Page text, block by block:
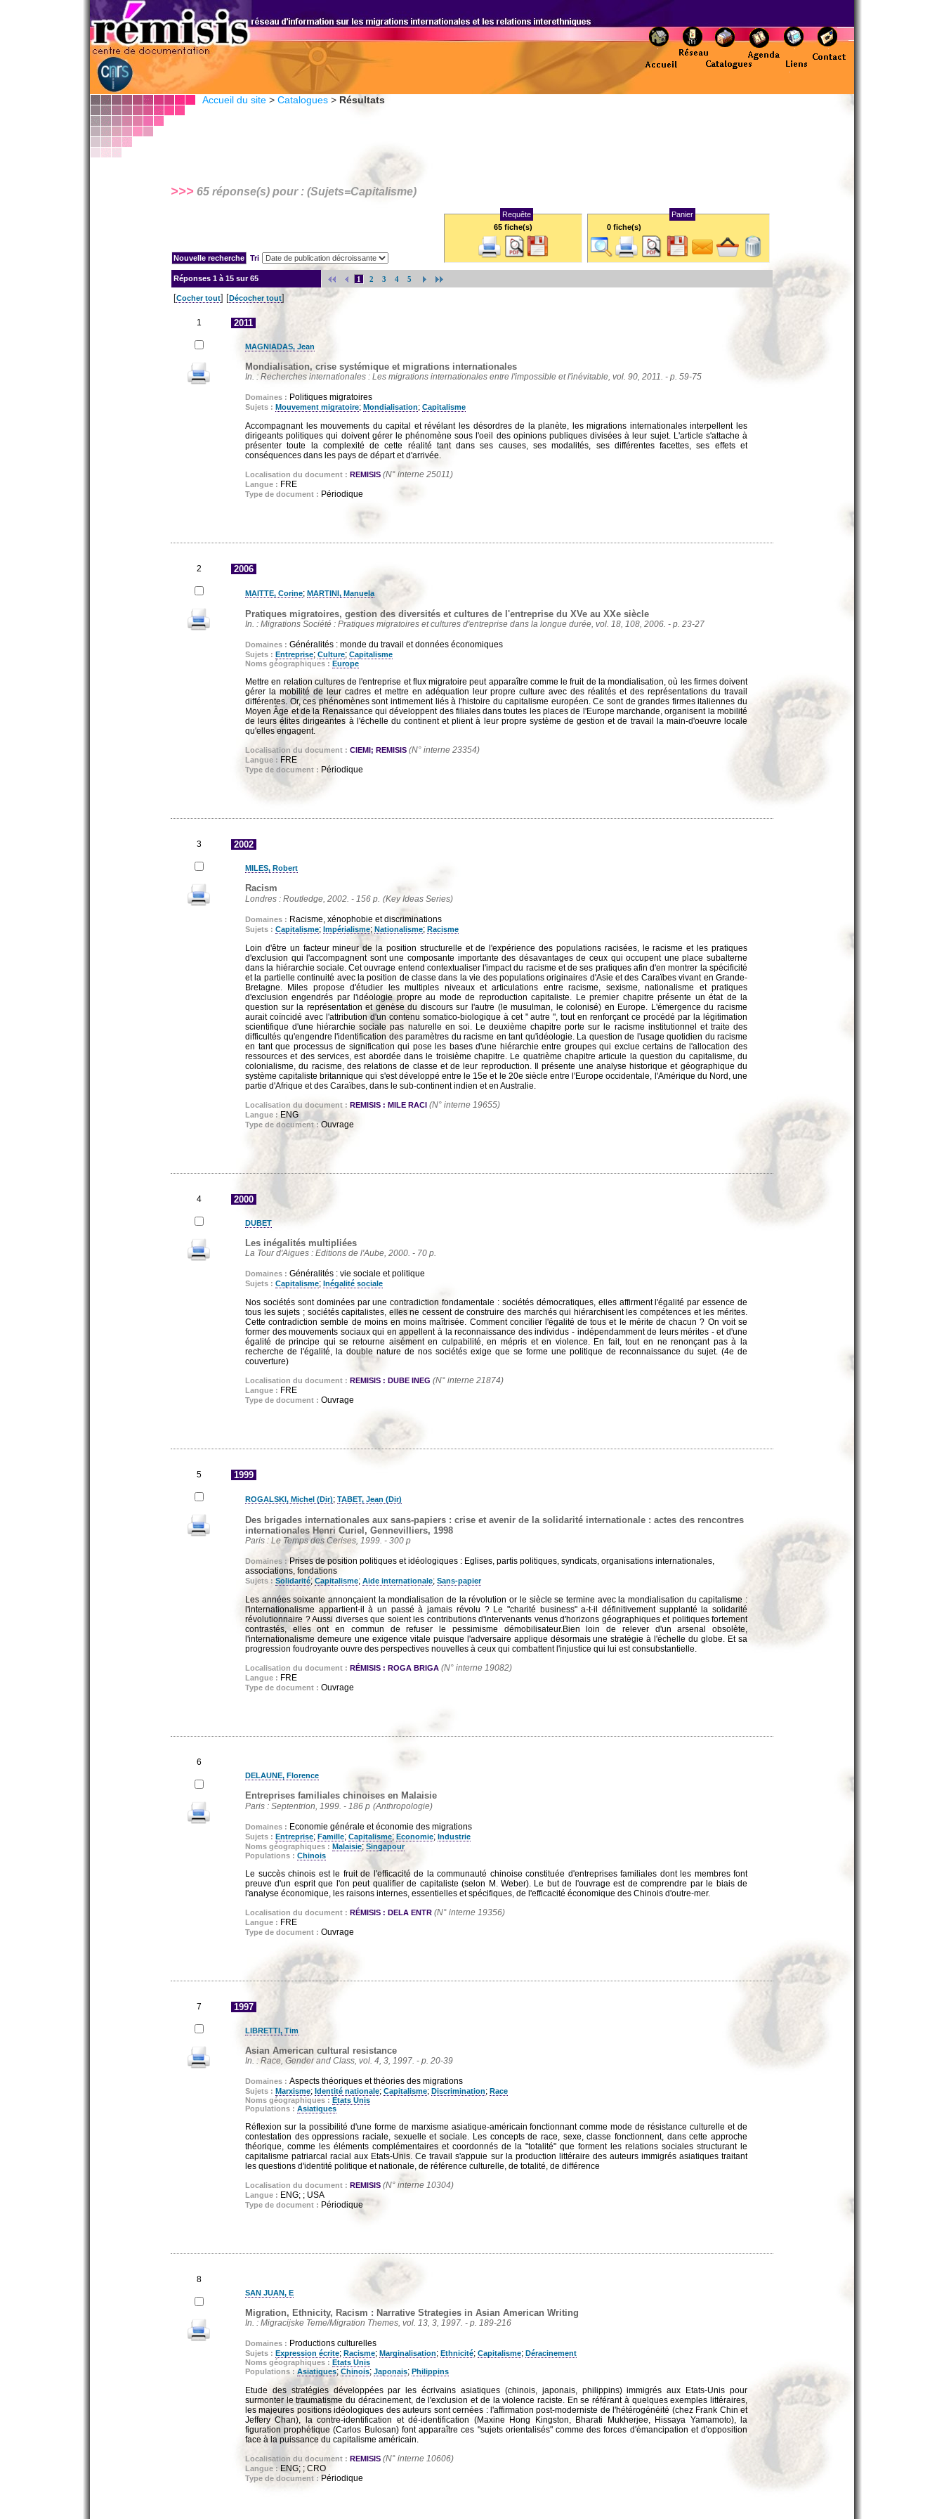
Accueil du site > Catalogues > Résultats
>>> 65 réponse(s) pour : (Sujets=Capitalisme)
Tri
Requête
65 fiche(s)
Panier
0 fiche(s)
Réponses 1 à 15 sur 65 1 2 3 4 5
[Cocher tout] [Décocher tout]
1 2011
MAGNIADAS, Jean
Mondialisation, crise systémique et migrations internationales
In. : Recherches internationales : Les migrations internationales entre l'impossible et l'inévitable, vol. 90, 2011. - p. 59-75
Domaines : Politiques migratoires
Sujets : Mouvement migratoire; Mondialisation; Capitalisme
Accompagnant les mouvements du capital et révélant les désordres de la planète, les migrations internationales interpellent les
dirigeants politiques qui doivent gérer le phénomène sous l'oeil des opinions publiques divisées à leur sujet. L'article s'attache à
présenter toute la complexité de cette réalité tant dans ses causes, ses modalités, ses différentes facettes, ses effets et
conséquences dans les pays de départ et d'arrivée.
Localisation du document : REMISIS (N° interne 25011)
Langue : FRE
Type de document : Périodique
2 2006
MAITTE, Corine; MARTINI, Manuela
Pratiques migratoires, gestion des diversités et cultures de l'entreprise du XVe au XXe siècle
In. : Migrations Société : Pratiques migratoires et cultures d'entreprise dans la longue durée, vol. 18, 108, 2006. - p. 23-27
Domaines : Généralités : monde du travail et données économiques
Sujets : Entreprise; Culture; Capitalisme
Noms géographiques : Europe
Mettre en relation cultures de l'entreprise et flux migratoire peut apparaître comme le fruit de la mondialisation, où les firmes doivent
gérer la mobilité de leur cadres et mettre en adéquation leur propre culture avec des réalités et des représentations du travail
différentes. Or, ces phénomènes sont intimement liés à l'histoire du capitalisme européen. Ce sont de grandes firmes italiennes du
Moyen Âge et de la Renaissance qui développent des filiales dans toutes les places de l'Europe marchande, organisent la mobilité
de leurs élites dirigeantes à l'échelle du continent et plient à leur propre système de gestion et de travail la main-d'oeuvre locale
qu'elles engagent.
Localisation du document : CIEMI; REMISIS (N° interne 23354)
Langue : FRE
Type de document : Périodique
3 2002
MILES, Robert
Racism
Londres : Routledge, 2002. - 156 p. (Key Ideas Series)
Domaines : Racisme, xénophobie et discriminations
Sujets : Capitalisme; Impérialisme; Nationalisme; Racisme
Loin d'être un facteur mineur de la position structurelle et de l'expérience des populations racisées, le racisme et les pratiques
d'exclusion qui l'accompagnent sont une composante importante des désavantages de ceux qui occupent une place subalterne
dans la hiérarchie sociale. Cet ouvrage entend contextualiser l'impact du racisme et de ses pratiques afin d'en montrer la spécificité
et la partielle continuité avec la position de classe dans la vie des populations originaires d'Asie et des Caraïbes vivant en Grande-
Bretagne. Miles propose d'étudier les multiples niveaux et articulations entre racisme, sexisme, nationalisme et pratiques
d'exclusion engendrés par l'idéologie propre au mode de reproduction capitaliste. Le premier chapitre présente un état de la
question sur la représentation et genèse du discours sur l'autre (le musulman, le colonisé) en Europe. L'émergence du racisme
aurait coïncidé avec l'attribution d'un contenu somatico-biologique à cet " autre ", tout en renforçant ce procédé par la légitimation
scientifique d'une hiérarchie sociale pas naturelle en soi. Le deuxième chapitre porte sur le racisme institutionnel et traite des
difficultés qu'engendre l'identification des paramètres du racisme en tant qu'idéologie. La question de l'usage quotidien du racisme
en tant que processus de signification qui pose les bases d'une hiérarchie entre groupes qui exclue certains de l'allocation des
ressources et des services, est abordée dans le troisième chapitre. Le quatrième chapitre articule la question du capitalisme, du
colonialisme, du racisme, des relations de classe et de leur reproduction. Il présente une analyse historique et géographique du
système capitaliste britannique qui s'est développé entre le 15e et le 20e siècle entre l'Europe occidentale, l'Amérique du Nord, une
partie d'Afrique et des Caraïbes, dans le sub-continent indien et en Australie.
Localisation du document : REMISIS : MILE RACI (N° interne 19655)
Langue : ENG
Type de document :Ouvrage
4 2000
DUBET
Les inégalités multipliées
La Tour d'Aigues : Editions de l'Aube, 2000. - 70 p.
Domaines : Généralités : vie sociale et politique
Sujets : Capitalisme; Inégalité sociale
Nos sociétés sont dominées par une contradiction fondamentale : sociétés démocratiques, elles affirment l'égalité par essence de
tous les sujets ; sociétés capitalistes, elles ne cessent de construire des marchés qui hiérarchisent les compétences et les mérites.
Cette contradiction semble de moins en moins maîtrisée. Comment concilier l'égalité de tous et le mérite de chacun ? On voit se
former des mouvements sociaux qui en appellent à la reconnaissance des individus - indépendamment de leurs mérites - et d'une
égalité de principe qui se retourne aisément en culpabilité, en mépris et en violence. En fait, tout en ne renonçant pas à la
recherche de l'égalité, la double nature de nos sociétés exige que se forme une politique de reconnaissance du sujet. (4e de
couverture)
Localisation du document : REMISIS : DUBE INEG (N° interne 21874)
Langue : FRE
Type de document : Ouvrage
5 1999
ROGALSKI, Michel (Dir); TABET, Jean (Dir)
Des brigades internationales aux sans-papiers : crise et avenir de la solidarité internationale : actes des rencontres
internationales Henri Curiel, Gennevilliers, 1998
Paris : Le Temps des Cerises, 1999. - 300 p
Domaines : Prises de position politiques et idéologiques : Eglises, partis politiques, syndicats, organisations internationales,
associations, fondations
Sujets : Solidarité; Capitalisme; Aide internationale; Sans-papier
Les années soixante annonçaient la mondialisation de la révolution or le siècle se termine avec la mondialisation du capitalisme :
l'internationalisme appartient-il à un passé à jamais révolu ? Le "charité business" a-t-il définitivement supplanté la solidarité
révolutionnaire ? Aussi diverses que soient les contributions d'intervenants venus d'horizons géographiques et politiques fortement
contrastés, elles ont en commun de refuser le pessimisme démobilisateur.Bien loin de relever d'un arsenal obsolète,
l'internationalisme demeure une exigence vitale puisque l'adversaire applique désormais une stratégie à l'échelle du globe. Et sa
progression foudroyante ouvre des perspectives nouvelles à ceux qui combattent l'injustice qui lui est consubstantielle.
Localisation du document : RÉMISIS : ROGA BRIGA (N° interne 19082)
Langue : FRE
Type de document : Ouvrage
6
DELAUNE, Florence
Entreprises familiales chinoises en Malaisie
Paris : Septentrion, 1999. - 186 p (Anthropologie)
Domaines : Economie générale et économie des migrations
Sujets : Entreprise; Famille; Capitalisme; Economie; Industrie
Noms géographiques : Malaisie; Singapour
Populations : Chinois
Le succès chinois est le fruit de l'efficacité de la communauté chinoise constituée d'entreprises familiales dont les membres font
preuve d'un esprit que l'on peut qualifier de capitaliste (selon M. Weber). Le but de l'ouvrage est de comprendre par le biais de
l'analyse économique, les raisons internes, essentielles et spécifiques, de l'efficacité économique des Chinois d'outre-mer.
Localisation du document : RÉMISIS : DELA ENTR (N° interne 19356)
Langue : FRE
Type de document : Ouvrage
7 1997
LIBRETTI, Tim
Asian American cultural resistance
In. : Race, Gender and Class, vol. 4, 3, 1997. - p. 20-39
Domaines : Aspects théoriques et théories des migrations
Sujets : Marxisme; Identité nationale; Capitalisme; Discrimination; Race
Noms géographiques : Etats Unis
Populations : Asiatiques
Réflexion sur la possibilité d'une forme de marxisme asiatique-américain fonctionnant comme mode de résistance culturelle et de
contestation des oppressions raciale, sexuelle et sociale. Les concepts de race, sexe, classe fonctionnent, dans cette approche
théorique, comme les éléments complémentaires et coordonnés de la "totalité" que forment les relations sociales structurant le
capitalisme patriarcal racial aux Etats-Unis. Ce travail s'appuie sur la production littéraire des auteurs immigrés asiatiques traitant
les questions d'identité politique et nationale, de référence culturelle, de totalité, de différence
Localisation du document : REMISIS (N° interne 10304)
Langue : ENG; ; USA
Type de document : Périodique
8
SAN JUAN, E
Migration, Ethnicity, Racism : Narrative Strategies in Asian American Writing
In. : Migracijske Teme/Migration Themes, vol. 13, 3, 1997. - p. 189-216
Domaines : Productions culturelles
Sujets : Expression écrite; Racisme; Marginalisation; Ethnicité; Capitalisme; Déracinement
Noms géographiques : Etats Unis
Populations : Asiatiques; Chinois; Japonais; Philippins
Etude des stratégies développées par les écrivains asiatiques (chinois, japonais, philippins) immigrés aux Etats-Unis pour
surmonter le traumatisme du déracinement, de l'exclusion et de la violence raciste. En se référant à quelques exemples littéraires,
les majeures positions idéologiques des auteurs sont cernées : l'affirmation post-moderniste de l'hétérogénéité (chez Frank Chin et
Jeffery Chan), la contre-identification et dé-identification (Maxine Hong Kingston, Bharati Mukherjee, Hissaya Yamamoto), la
figuration prophétique (Carlos Bulosan) font apparaître ces "sujets orientalisés" comme des forces d'émancipation et d'opposition
face à la puissance du capitalisme américain.
Localisation du document : REMISIS (N° interne 10606)
Langue : ENG; ; CRO
Type de document : Périodique